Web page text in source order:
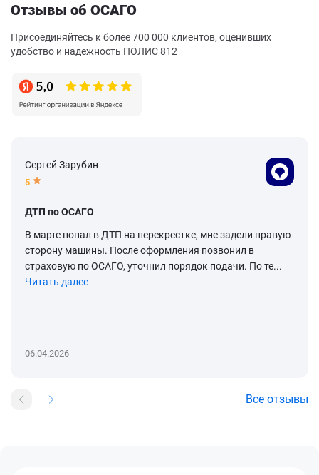
Отзывы об ОСАГО
Присоединяйтесь к более 700 000 клиентов, оценивших
удобство и надежность ПОЛИС 812
Сергей Зарубин
5
ДТП по ОСАГО
В марте попал в ДТП на перекрестке, мне задели правую
сторону машины. После оформления позвонил в
страховую по ОСАГО, уточнил порядок подачи. По те...
Читать далее
06.04.2026
Все отзывы